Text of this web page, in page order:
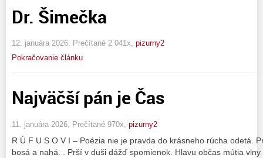
Dr. Šimečka
12. januára 2026, Prečítané 2 041x, pizurny2
Pokračovanie článku
Najväčší pán je Čas
11. januára 2026, Prečítané 970x, pizurny2
R Ú F U S O V I – Poézia nie je pravda do krásneho rúcha odetá.
bosá a nahá. . Prší v duši dážď spomienok. Hlavu občas mútia